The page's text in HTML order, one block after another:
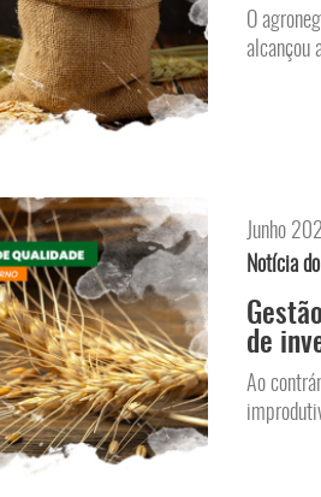
O
alcançou
Junho
Notícia
de
Ao